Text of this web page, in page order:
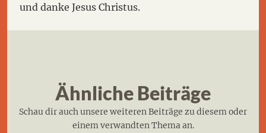
und danke Jesus Christus.
Ähnliche Beiträge
Schau dir auch unsere weiteren Beiträge zu diesem oder
einem verwandten Thema an.